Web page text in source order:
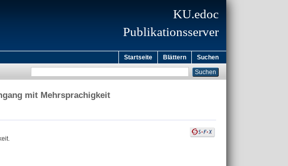
KU.edoc
Publikationsserver
Startseite Blättern Suchen
mit Mehrsprachigkeit